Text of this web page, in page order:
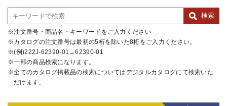
注文番号・商品名・キーワードをご入力ください
カタログの注文番号は最初の5桁を除いた8桁をご入力ください。
(例)222J-62390-01→62390-01
一部の商品検索になります。
全てのカタログ掲載品の検索についてはデジタルカタログにて検索いた
だけます。